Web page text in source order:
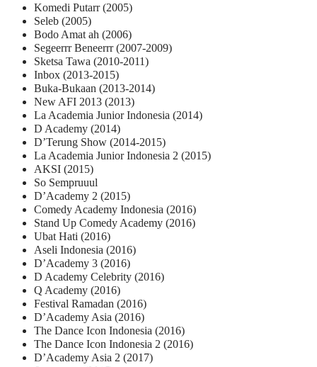
Komedi Putarr (2005)
Seleb (2005)
Bodo Amat ah (2006)
Segeerrr Beneerrr (2007-2009)
Sketsa Tawa (2010-2011)
Inbox (2013-2015)
Buka-Bukaan (2013-2014)
New AFI 2013 (2013)
La Academia Junior Indonesia (2014)
D Academy (2014)
D’Terung Show (2014-2015)
La Academia Junior Indonesia 2 (2015)
AKSI (2015)
So Sempruuul
D’Academy 2 (2015)
Comedy Academy Indonesia (2016)
Stand Up Comedy Academy (2016)
Ubat Hati (2016)
Aseli Indonesia (2016)
D’Academy 3 (2016)
D Academy Celebrity (2016)
Q Academy (2016)
Festival Ramadan (2016)
D’Academy Asia (2016)
The Dance Icon Indonesia (2016)
The Dance Icon Indonesia 2 (2016)
D’Academy Asia 2 (2017)